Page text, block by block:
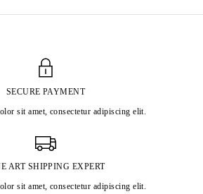
SECURE PAYMENT
sit amet, consectetur adipiscing elit.
ART SHIPPING EXPERT
sit amet, consectetur adipiscing elit.